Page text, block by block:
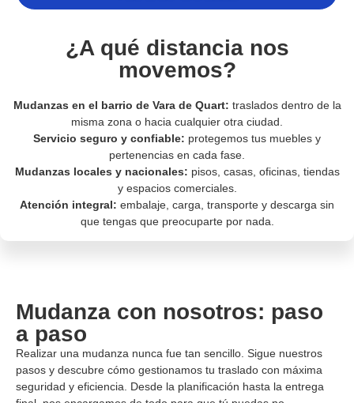
¿A qué distancia nos
movemos?
Mudanzas en el barrio de Vara de Quart: traslados dentro de la
misma zona o hacia cualquier otra ciudad.
Servicio seguro y confiable: protegemos tus muebles y
pertenencias en cada fase.
Mudanzas locales y nacionales: pisos, casas, oficinas, tiendas
y espacios comerciales.
Atención integral: embalaje, carga, transporte y descarga sin
que tengas que preocuparte por nada.
Mudanza con nosotros: paso
a paso
Realizar una mudanza nunca fue tan sencillo. Sigue nuestros
pasos y descubre cómo gestionamos tu traslado con máxima
seguridad y eficiencia. Desde la planificación hasta la entrega